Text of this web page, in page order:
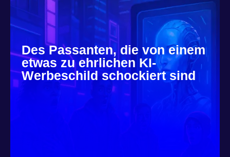
Des Passanten, die von einem
etwas zu ehrlichen KI-
Werbeschild schockiert sind